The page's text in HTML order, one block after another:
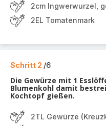
2cm Ingwerwurzel,
2EL Tomatenmark
Schritt 2 /6
Die Gewürze mit 1
Blumenkohl damit
Kochtopf gießen.
2TL Gewürze